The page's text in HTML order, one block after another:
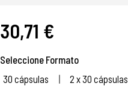
30,71 €
Seleccione Formato
30 cápsulas
2 x 30 cápsulas